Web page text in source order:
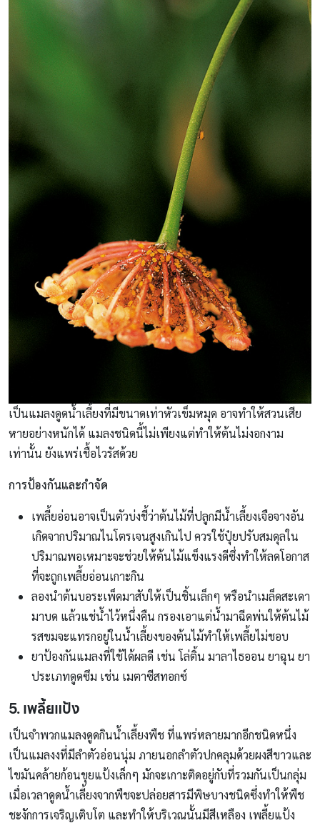
เป็นแมลงดูดน้ำเลี้ยงที่มีขนาดเท่าหัวเข็มหมุด อาจทำให้สวนเสีย
หายอย่างหนักได้ แมลงชนิดนี้ไม่เพียงแต่ทำให้ต้นไม่งอกงาม
เท่านั้น ยังแพร่เชื้อไวรัสด้วย
การป้องกันและกำจัด
เพลี้ยอ่อนอาจเป็นตัวบ่งชี้ว่าต้นไม้ที่ปลูกมีน้ำเลี้ยงเจือจางอัน
เกิดจากปริมาณไนโตรเจนสูงเกินไป ควรใช้ปุ๋ยปรับสมดุลใน
ปริมาณพอเหมาะจะช่วยให้ต้นไม้แข็งแรงดีซึ่งทำให้ลดโอกาส
ที่จะถูกเพลี้ยอ่อนเกาะกิน
ลองนำต้นบอระเพ็ดมาสับให้เป็นชิ้นเล็กๆ หรือนำเมล็ดสะเดา
มาบด แล้วแช่น้ำไว้หนึ่งคืน กรองเอาแต่น้ำมาฉีดพ่นให้ต้นไม้
รสขมจะแทรกอยู่ในน้ำเลี้ยงของต้นไม้ทำให้เพลี้ยไม่ชอบ
ยาป้องกันแมลงที่ใช้ได้ผลดี เช่น โล่ติ้น มาลาไธออน ยาฉุน ยา
ประเภทดูดซึม เช่น เมตาซีสทอกซ์
5. เพลี้ยแป้ง
เป็นจำพวกแมลงดูดกินน้ำเลี้ยงพืช ที่แพร่หลายมากอีกชนิดหนึ่ง
เป็นแมลงงที่มีลำตัวอ่อนนุ่ม ภายนอกลำตัวปกคลุมด้วยผงสีขาวและ
ไขมันคล้ายก้อนขุยแป้งเล็กๆ มักจะเกาะติดอยู่กับที่รวมกันเป็นกลุ่ม
เมื่อเวลาดูดน้ำเลี้ยงจากพืชจะปล่อยสารมีพิษบางชนิดซึ่งทำให้พืช
ชะงักการเจริญเติบโต และทำให้บริเวณนั้นมีสีเหลือง เพลี้ยแป้ง